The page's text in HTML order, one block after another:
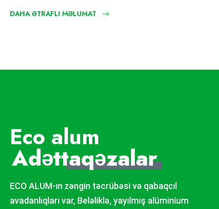
DAHA ƏTRAFLI MƏLUMAT
Eco alum
Adəttaqəzalar
ECO ALUM-ın zəngin təcrübəsi və qabaqcıl
avadanlıqları var, Beləliklə, yayılmış alüminium